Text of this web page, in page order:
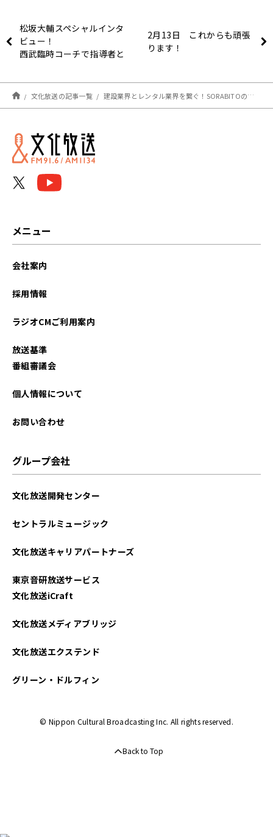
松坂大輔スペシャルインタ
ビュー！
西武臨時コーチで指導者と
甦る 岩本勉との投げ合い
の記憶
2月13日 これからも頑張
ります！
文化放送の記事一覧 建設業界とレンタル業界を繋ぐ！SORABITOの取り組みを紹介
メニュー
会社案内
採用情報
ラジオCMご利用案内
放送基準
番組審議会
個人情報について
お問い合わせ
グループ会社
文化放送開発センター
セントラルミュージック
文化放送キャリアパートナーズ
東京音研放送サービス
文化放送iCraft
文化放送メディアブリッジ
文化放送エクステンド
グリーン・ドルフィン
© Nippon Cultural Broadcasting Inc. All rights reserved.
Back to Top